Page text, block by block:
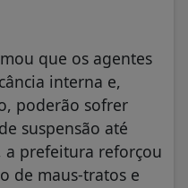
que os agentes
interna e,
poderão sofrer
suspensão até
a prefeitura reforçou
de maus-tratos e